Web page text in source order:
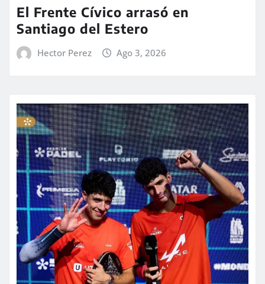
El Frente Cívico arrasó en
Santiago del Estero
Hector Perez Ago 3, 2026